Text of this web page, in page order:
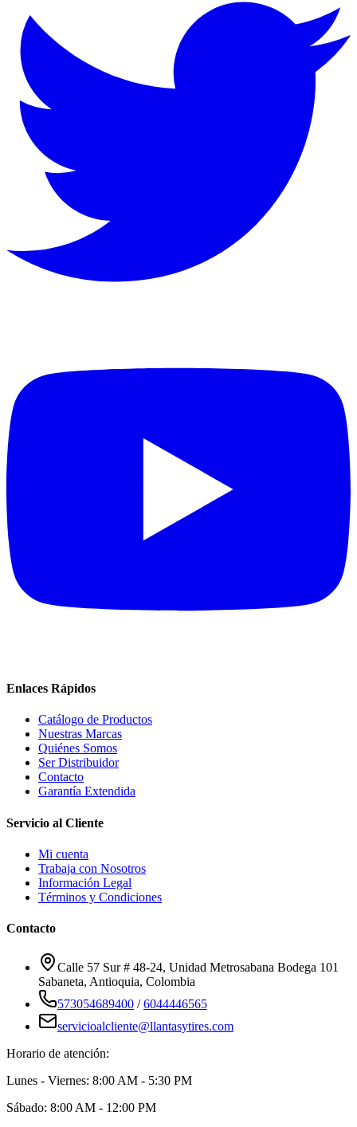
Enlaces Rápidos
Catálogo de Productos
Nuestras Marcas
Quiénes Somos
Ser Distribuidor
Contacto
Garantía Extendida
Servicio al Cliente
Mi cuenta
Trabaja con Nosotros
Información Legal
Términos y Condiciones
Contacto
Calle 57 Sur # 48-24, Unidad Metrosabana Bodega 101
Sabaneta, Antioquia, Colombia
573054689400 /6044446565
servicioalcliente@llantasytires.com
Horario de atención:
Lunes - Viernes: 8:00 AM - 5:30 PM
Sábado: 8:00 AM - 12:00 PM